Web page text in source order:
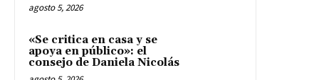
agosto 5, 2026
«Se critica en casa y se
apoya en público»: el
consejo de Daniela Nicolás